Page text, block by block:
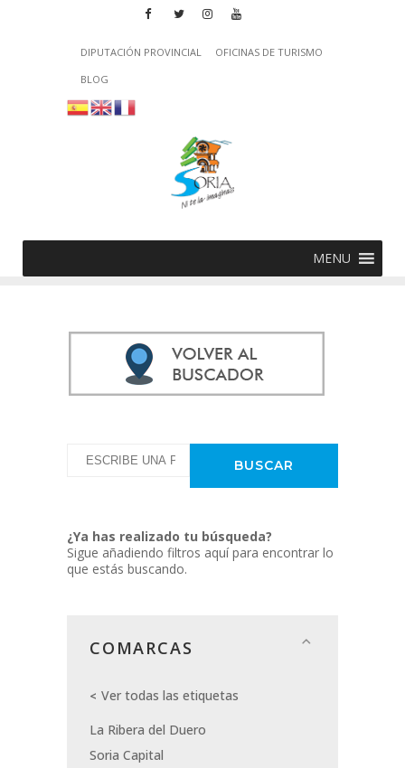
DIPUTACIÓN PROVINCIAL
OFICINAS DE TURISMO
BLOG
MENU
¿Ya has realizado tu búsqueda?
Sigue añadiendo filtros aquí para encontrar lo
que estás buscando.
COMARCAS
Ver todas las etiquetas
La Ribera del Duero
Soria Capital